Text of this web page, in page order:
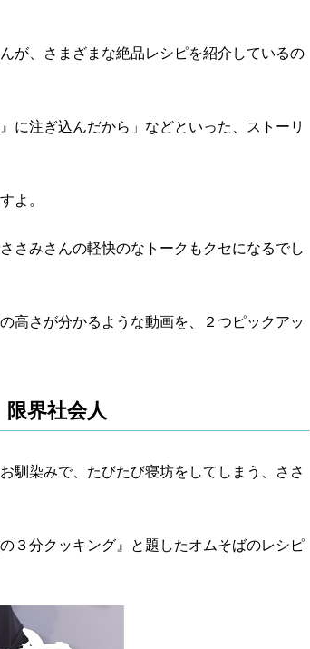
が、さまざまな絶品レシピを紹介しているの
に注ぎ込んだから」などといった、ストーリ
よ。
さみさんの軽快のなトークもクセになるでし
高さが分かるような動画を、２つピックアッ
界社会人
馴染みで、たびたび寝坊をしてしまう、ささ
３分クッキング』と題したオムそばのレシピ